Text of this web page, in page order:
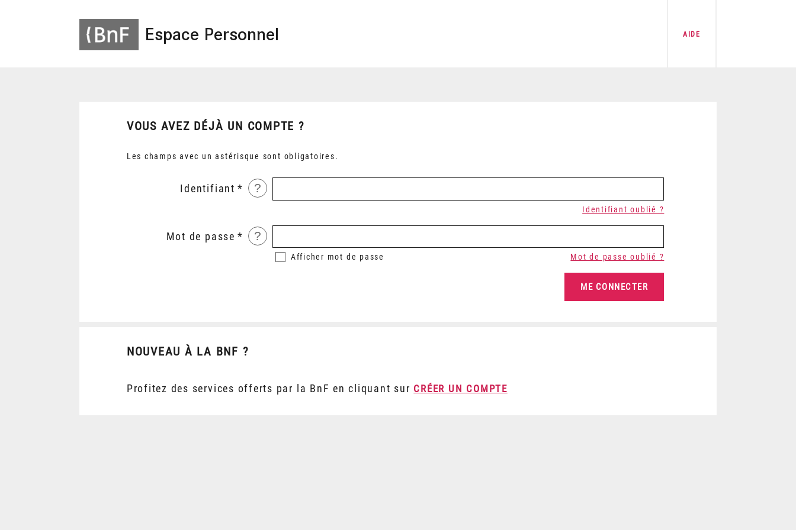
Espace Personnel AIDE
VOUS AVEZ DÉJÀ UN COMPTE ?
Les champs avec un astérisque sont obligatoires.
Identifiant ?
Identifiant oublié ?
Mot de passe ?
Afficher mot de passe Mot de passe oublié ?
NOUVEAU À LA BNF ?
Profitez des services offerts par la BnF en cliquant sur CRÉER UN COMPTE